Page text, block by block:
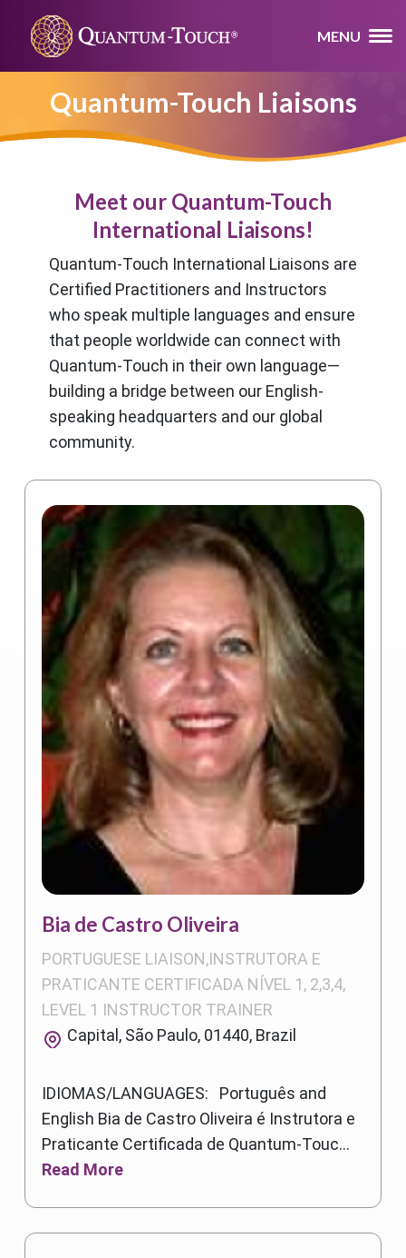
MENU
Quantum-Touch Liaisons
Meet our Quantum-Touch
International Liaisons!
Quantum-Touch International Liaisons are
Certified Practitioners and Instructors
who speak multiple languages and ensure
that people worldwide can connect with
Quantum-Touch in their own language—
building a bridge between our English-
speaking headquarters and our global
community.
Bia de Castro Oliveira
PORTUGUESE LIAISON,INSTRUTORA E
PRATICANTE CERTIFICADA NÍVEL 1, 2,3,4,
LEVEL 1 INSTRUCTOR TRAINER
Capital, São Paulo, 01440, Brazil
IDIOMAS/LANGUAGES: Português and
English Bia de Castro Oliveira é Instrutora e
Praticante Certificada de Quantum-Touc...
Read More